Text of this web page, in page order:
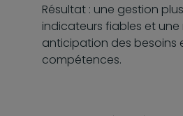
Résultat : une gestion
indicateurs fiables et une
anticipation des besoins
compétences.